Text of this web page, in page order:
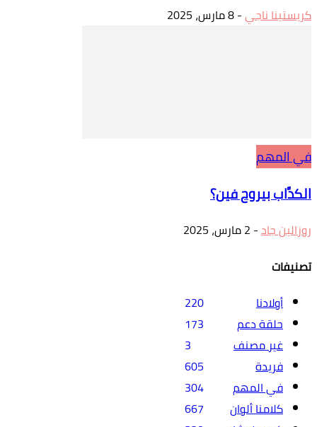
كريستينا ناجي-8 مارس، 2025
في المهم
الكدَّاب بيروح فين؟
روزالين جاد- 2 مارس، 2025
تصنيفات
أولادنا
220
حلقة دعم
173
غير مصنف
3
فريدة
605
في المهم
304
كلامنا ألوان
667